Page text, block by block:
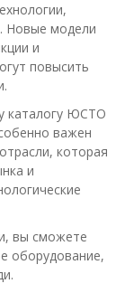
Новые модели
и
повысить
каталогу ЮСТО
важен
которая
и
вы сможете
оборудование,